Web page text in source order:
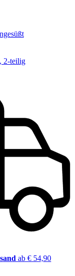
2-teilig
ab € 54,90